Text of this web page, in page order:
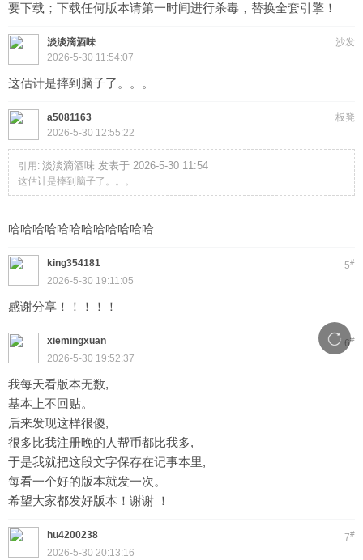
要下载；下载任何版本请第一时间进行杀毒，替换全套引擎！
沙发
淡淡滴酒味
2026-5-30 11:54:07
这估计是摔到脑子了。。。
板凳
a5081163
2026-5-30 12:55:22
引用: 淡淡滴酒味 发表于 2026-5-30 11:54
这估计是摔到脑子了。。。
哈哈哈哈哈哈哈哈哈哈哈哈
5#
king354181
2026-5-30 19:11:05
感谢分享！！！！！
6#
xiemingxuan
2026-5-30 19:52:37
我每天看版本无数,
基本上不回贴。
后来发现这样很傻,
很多比我注册晚的人帮币都比我多,
于是我就把这段文字保存在记事本里,
每看一个好的版本就发一次。
希望大家都发好版本！谢谢 ！
7#
hu4200238
2026-5-30 20:13:16